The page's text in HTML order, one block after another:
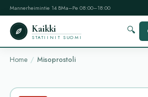
Mannerheimintie 14 BMa–Pe 08:00–18:00
Kaikki
STATIINIT SUOMI
🔍
Home Misoprostoli